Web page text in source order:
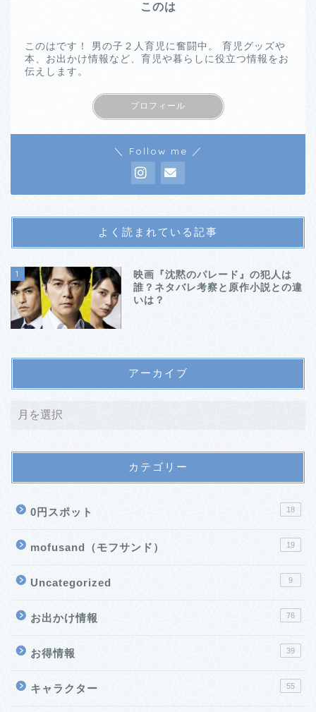
このは
このはです！ 男の子２人育児に奮闘中。 育児グッズや
本、お出かけ情報など、育児や暮らしに役立つ情報をお
伝えします。
プロフィール
＼ Follow me ／
よく読まれている記事
1
映画『沈黙のパレード』の犯人は
誰？ネタバレ考察と原作小説との違
いは？
アーカイブ
カテゴリー
0円スポット 18
mofusand（モフサンド） 19
Uncategorized 9
お出かけ情報 76
お得情報 39
キャラクター 55